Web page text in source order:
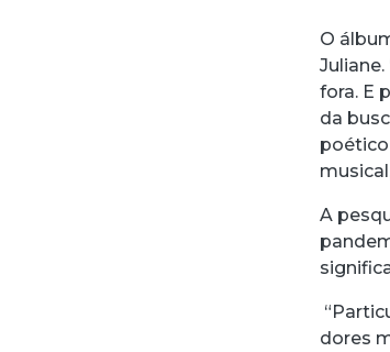
O
Juliane.
fora. E
da
A
dores